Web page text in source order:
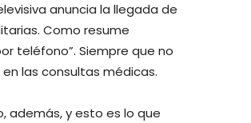
anuncia la llegada de
Como resume
teléfono”. Siempre que no
las consultas médicas.
además, y esto es lo que